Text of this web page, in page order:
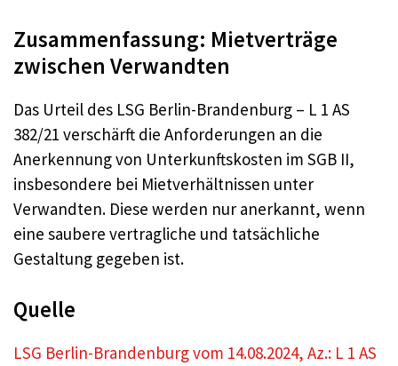
Zusammenfassung: Mietverträge
zwischen Verwandten
Das Urteil des LSG Berlin-Brandenburg – L 1 AS
382/21 verschärft die Anforderungen an die
Anerkennung von Unterkunftskosten im SGB II,
insbesondere bei Mietverhältnissen unter
Verwandten. Diese werden nur anerkannt, wenn
eine saubere vertragliche und tatsächliche
Gestaltung gegeben ist.
Quelle
LSG Berlin-Brandenburg vom 14.08.2024, Az.: L 1 AS